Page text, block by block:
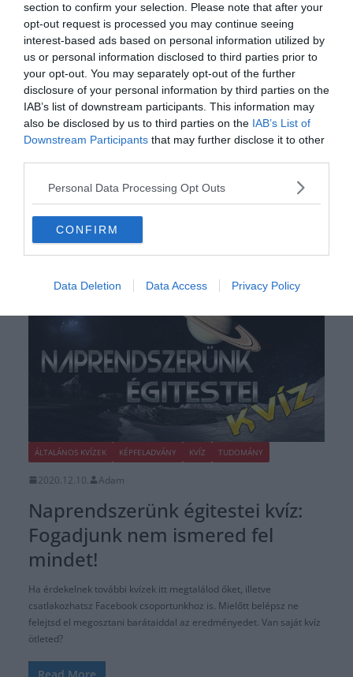
section to confirm your selection. Please note that after your
opt-out request is processed you may continue seeing
interest-based ads based on personal information utilized by
us or personal information disclosed to third parties prior to
your opt-out. You may separately opt-out of the further
disclosure of your personal information by third parties on the
IAB’s list of downstream participants. This information may
also be disclosed by us to third parties on the IAB’s List of
Downstream Participants that may further disclose it to other
Personal Data Processing Opt Outs
CONFIRM
Data Deletion Data Access Privacy Policy
2021.01.20. Aniko
Kvíz: Mennyit tudsz a
Naprendszerről? Lássuk hogy
sikerrel veszed-e a tudáspróbát!
Ha érdekelnek további kvízek itt megtalálod őket, illetve
csatlakozhatsz Facebook csoportunkhoz is. Mielőtt belépsz ne
Read More
ÁLTALÁNOS KVÍZEK KÉPFELADVÁNY KVÍZ TUDOMÁNY
2020.12.10. Adam
Naprendszerünk égitestei kvíz:
Fogadjunk nem ismered fel
mindet!
Ha érdekelnek további kvízek itt megtalálod őket, illetve
csatlakozhatsz Facebook csoportunkhoz is. Mielőtt belépsz ne
felejtsd el megosztani barátaiddal az eredményedet. Van saját kvíz
ötleted?